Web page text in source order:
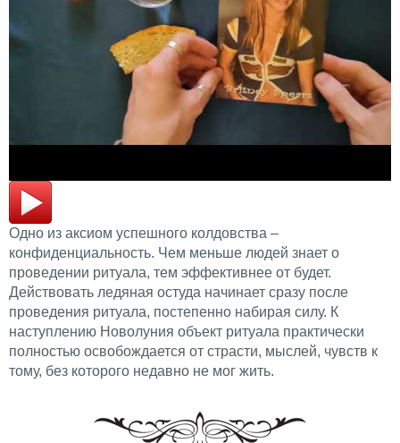
Одно из аксиом успешного колдовства –
конфиденциальность. Чем меньше людей знает о
проведении ритуала, тем эффективнее от будет.
Действовать ледяная остуда начинает сразу после
проведения ритуала, постепенно набирая силу. К
наступлению Новолуния объект ритуала практически
полностью освобождается от страсти, мыслей, чувств к
тому, без которого недавно не мог жить.